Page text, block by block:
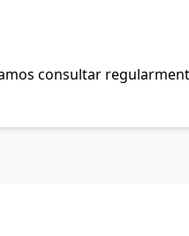
consultar